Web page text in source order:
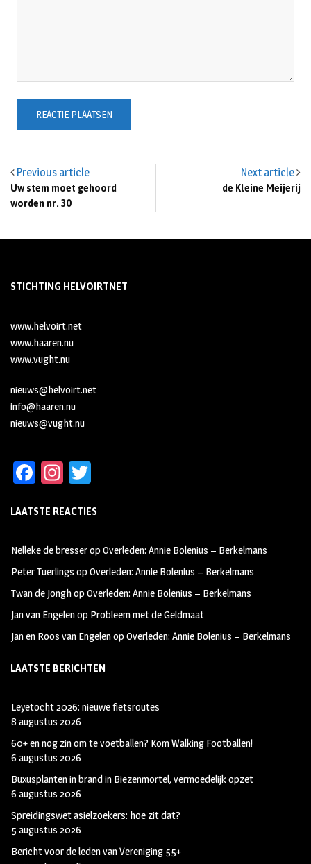
Previous article
Uw stem moet gehoord
worden nr. 30
Next article
de Kleine Meijerij
STICHTING HELVOIRTNET
www.helvoirt.net
www.haaren.nu
www.vught.nu
nieuws@helvoirt.net
info@haaren.nu
nieuws@vught.nu
Fa
b
oo
k
In
ag
m
tt
LAATSTE REACTIES
Nelleke de bresseropOverleden: Annie Bolenius – Berkelmans
Peter Tuerlings opOverleden: Annie Bolenius – Berkelmans
Twan de JonghopOverleden: Annie Bolenius – Berkelmans
Jan van Engelenop Probleem met de Geldmaat
Jan en Roos van EngelenopOverleden: Annie Bolenius – Berkelmans
LAATSTE BERICHTEN
Leyetocht 2026: nieuwe fietsroutes
8 augustus 2026
60+ en nog zin om te voetballen? Kom Walking Footballen!
6 augustus 2026
Buxusplanten in brand in Biezenmortel, vermoedelijk opzet
6 augustus 2026
Spreidingswet asielzoekers: hoe zit dat?
5 augustus 2026
Bericht voor de leden van Vereniging 55+